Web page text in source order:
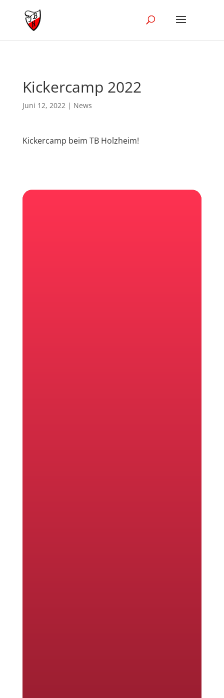
Kickercamp 2022
Juni 12, 2022| News
Kickercamp beim TB Holzheim!